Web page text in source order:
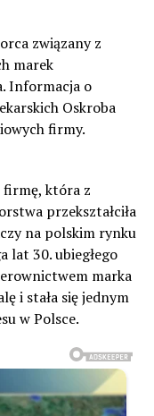
związany z
marek
Informacja o
Oskroba
firmy.
firmę, która z
przekształciła
na polskim rynku
lat 30. ubiegłego
marka
i stała się jednym
w Polsce.